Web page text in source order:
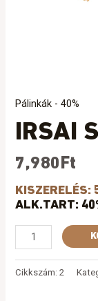
Pálinkák - 40%
IRSAI
7,980 Ft
KISZERELÉS:
ALK.TART:
Cikkszám:2